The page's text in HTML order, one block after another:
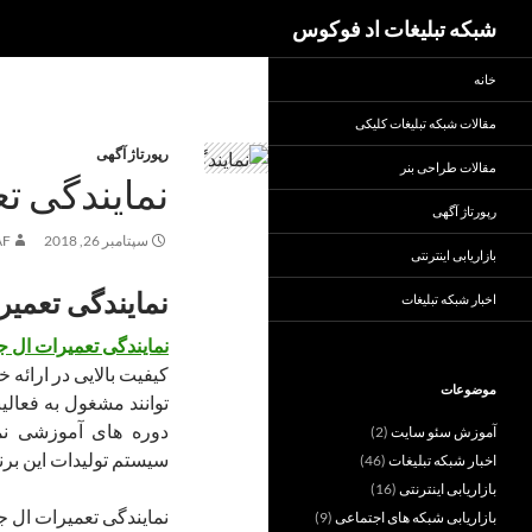
شبکه تبلیغات اد فوکوس
رپورتاژ آگهی
نمایندگی
سپتامبر 26, 2018
نمایندگی
نمایندگی تعمیرات ال
کیفیت بالایی در
توانند مشغول به
دوره های آموزشی
سیستم تولیدات این
نمایندگی تعمیرات ال
خانه
مقالات شبکه تبلیغات کلیکی
مقالات طراحی بنر
رپورتاژ آگهی
بازاریابی اینترنتی
اخبار شبکه تبلیغات
موضوعات
آموزش سئو سایت (2)
اخبار شبکه تبلیغات (46)
بازاریابی اینترنتی (16)
بازاریابی شبکه های اجتماعی (9)